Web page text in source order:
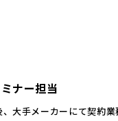
ナー担当
大手メーカーにて契約業